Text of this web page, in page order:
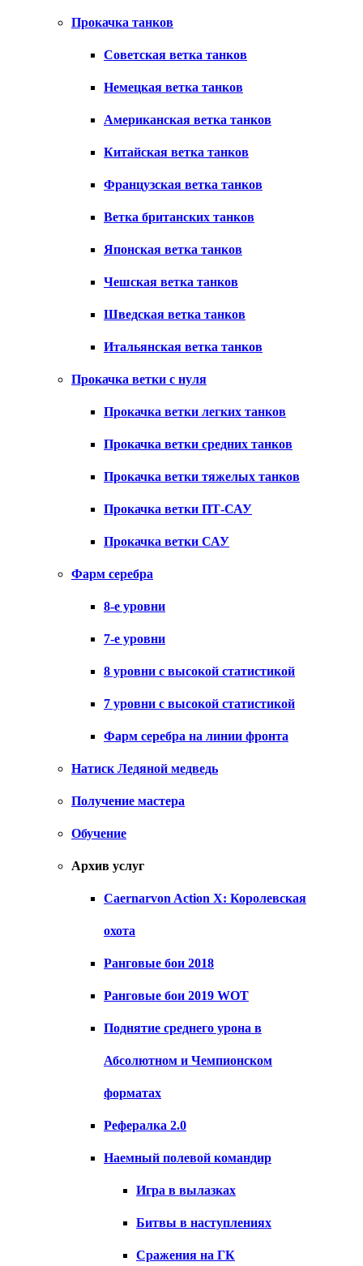
Прокачка танков
Советская ветка танков
Немецкая ветка танков
Американская ветка танков
Китайская ветка танков
Французская ветка танков
Ветка британских танков
Японская ветка танков
Чешская ветка танков
Шведская ветка танков
Итальянская ветка танков
Прокачка ветки с нуля
Прокачка ветки легких танков
Прокачка ветки средних танков
Прокачка ветки тяжелых танков
Прокачка ветки ПТ-САУ
Прокачка ветки САУ
Фарм серебра
8-е уровни
7-е уровни
8 уровни с высокой статистикой
7 уровни с высокой статистикой
Фарм серебра на линии фронта
Натиск Ледяной медведь
Получение мастера
Обучение
Архив услуг
Caernarvon Action X: Королевская
охота
Ранговые бои 2018
Ранговые бои 2019 WOT
Поднятие среднего урона в
Абсолютном и Чемпионском
форматах
Рефералка 2.0
Наемный полевой командир
Игра в вылазках
Битвы в наступлениях
Сражения на ГК